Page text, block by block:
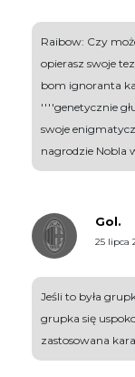
Raibow: Czy
opierasz swoje
bom ignoranta
''''genetycznie
swoje
nagrodzie Nobla
Gol.
25 lipca
Jeśli to była
grupka się
zastosowana